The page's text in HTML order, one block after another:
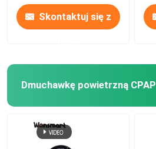
Produkty
Skontaktuj się z
Dmuchawkę powietrzną CPAP